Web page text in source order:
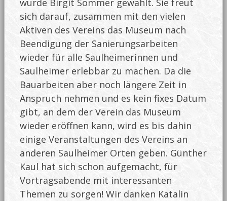
wurde Birgit Sommer gewählt. Sie freut
sich darauf, zusammen mit den vielen
Aktiven des Vereins das Museum nach
Beendigung der Sanierungsarbeiten
wieder für alle Saulheimerinnen und
Saulheimer erlebbar zu machen. Da die
Bauarbeiten aber noch längere Zeit in
Anspruch nehmen und es kein fixes Datum
gibt, an dem der Verein das Museum
wieder eröffnen kann, wird es bis dahin
einige Veranstaltungen des Vereins an
anderen Saulheimer Orten geben. Günther
Kaul hat sich schon aufgemacht, für
Vortragsabende mit interessanten
Themen zu sorgen! Wir danken Katalin